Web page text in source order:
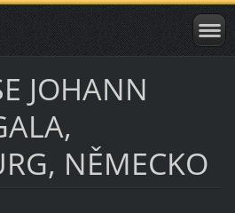
JOHANN
NĚMECKO